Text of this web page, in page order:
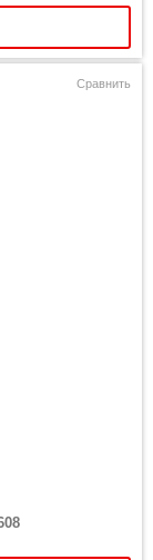
Сравнить